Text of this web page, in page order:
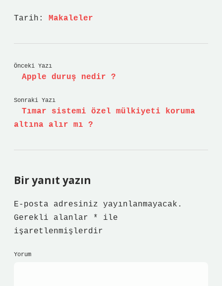
Tarih: Makaleler
Önceki Yazı
Apple duruş nedir ?
Sonraki Yazı
Tımar sistemi özel mülkiyeti koruma
altına alır mı ?
Bir yanıt yazın
E-posta adresiniz yayınlanmayacak.
Gerekli alanlar
*
ile
işaretlenmişlerdir
Yorum